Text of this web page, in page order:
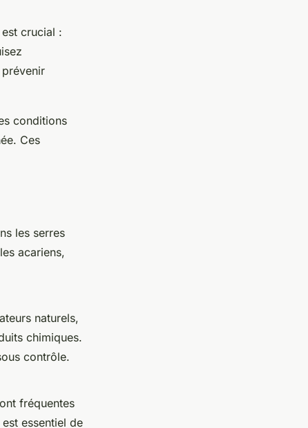
crucial :
conditions
Ces
les serres
acariens,
naturels,
chimiques.
contrôle.
fréquentes
essentiel de